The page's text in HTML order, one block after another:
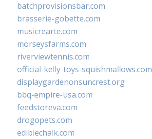
batchprovisionsbar.com
brasserie-gobette.com
musicrearte.com
morseysfarms.com
riverviewtennis.com
official-kelly-toys-squishmallows.com
displaygardenonsuncrest.org
bbq-empire-usa.com
feedstoreva.com
drogopets.com
ediblechalk.com